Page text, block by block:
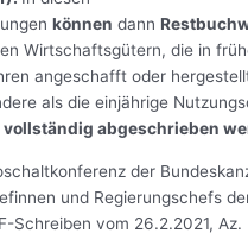
können dann
Wirtschaftsgütern, die in
angeschafft oder
als die einjährige
vollständig abgeschrieben
der
und Regierungschefs
Schreiben vom 26.2.2021, Az.